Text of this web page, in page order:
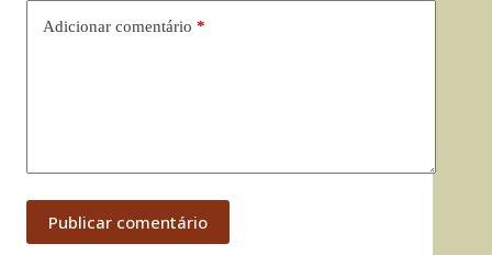
Adicionar comentário *
Publicar comentário